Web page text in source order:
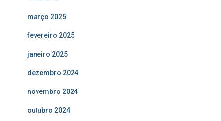
março 2025
fevereiro 2025
janeiro 2025
dezembro 2024
novembro 2024
outubro 2024